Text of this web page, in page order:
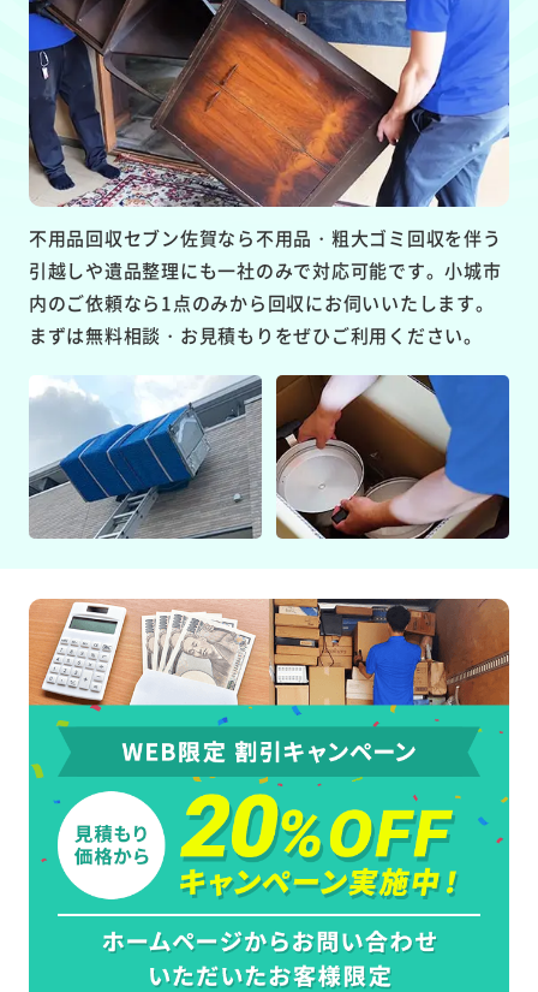
不用品回収セブン佐賀なら不用品・粗大ゴミ回収を伴う
引越しや遺品整理にも一社のみで対応可能です。小城市
内のご依頼なら1点のみから回収にお伺いいたします。
まずは無料相談・お見積もりをぜひご利用ください。